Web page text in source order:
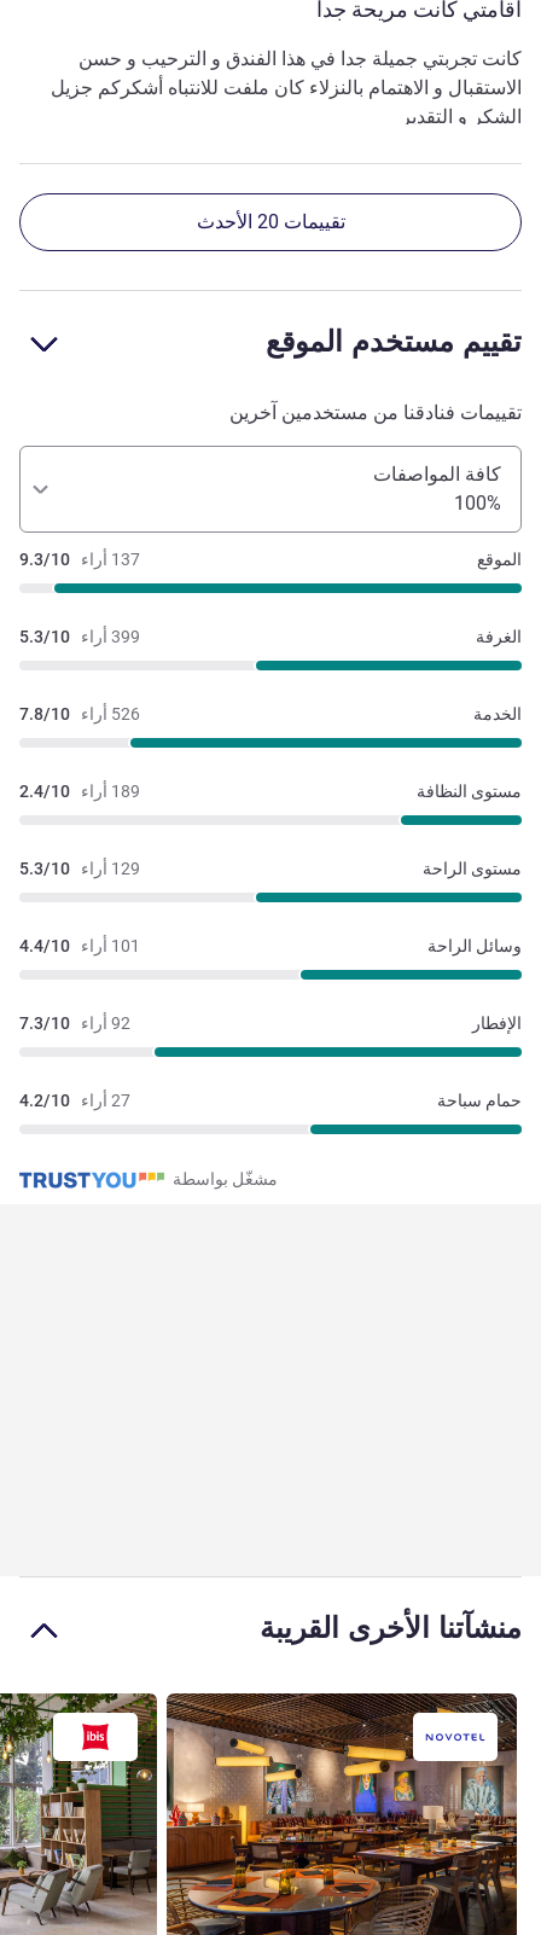
اقامتي كانت مريحة جدا
كانت تجربتي جميلة جدا في هذا الفندق و الترحيب و حسن
الاستقبال و الاهتمام بالنزلاء كان ملفت للانتباه أشكركم جزيل
الشكر و التقدير
تقييمات 20 الأحدث
تقييم مستخدم الموقع
تقييمات فنادقنا من مستخدمين آخرين
كافة المواصفات
100%
137 أراء 9.3/10 الموقع
399 أراء 5.3/10 الغرفة
526 أراء 7.8/10 الخدمة
189 أراء 2.4/10 مستوى النظافة
129 أراء 5.3/10 مستوى الراحة
101 أراء 4.4/10 وسائل الراحة
92 أراء 7.3/10 الإفطار
27 أراء 4.2/10 حمام سباحة
مشغّل بواسطة
منشآتنا الأخرى القريبة